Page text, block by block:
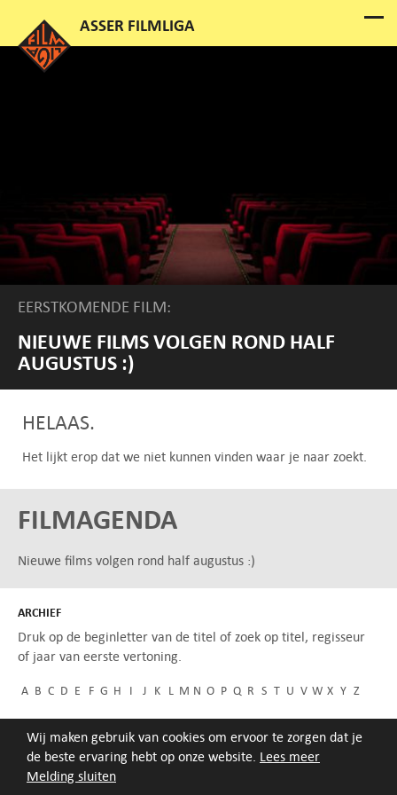
Melding sluiten
Wij maken gebruik van cookies om ervoor te zorgen dat je
de beste ervaring hebt op onze website. Lees meer
EERSTKOMENDE FILM:
NIEUWE FILMS VOLGEN ROND HALF
AUGUSTUS :)
HELAAS.
Het lijkt erop dat we niet kunnen vinden waar je naar zoekt.
FILMAGENDA
Nieuwe films volgen rond half augustus :)
ARCHIEF
Druk op de beginletter van de titel of zoek op titel, regisseur
of jaar van eerste vertoning.
A B C D E F G H I J K L M N O P Q R S T U V W X Y Z